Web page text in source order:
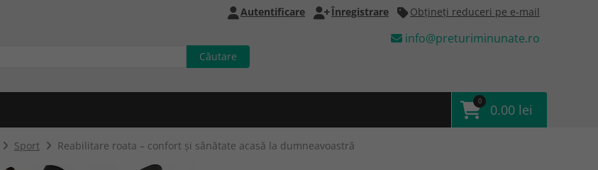
Autentificare Înregistrare Obţineţi reduceri pe e-mail
info@preturiminunate.ro
0
0.00 lei
Sport Reabilitare roata – confort și sănătate acasă la dumneavoastră